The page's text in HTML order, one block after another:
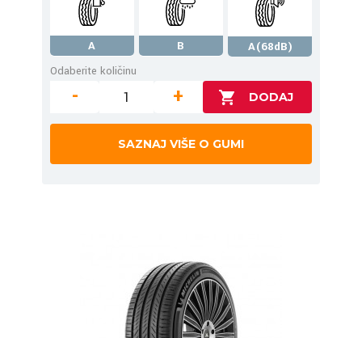
A B
A(68dB)
Odaberite količinu
- +
SAZNAJ VIŠE O GUMI